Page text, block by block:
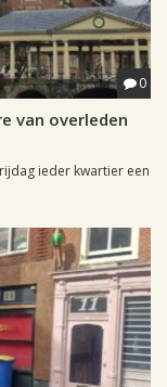
0
van overleden
ieder kwartier een